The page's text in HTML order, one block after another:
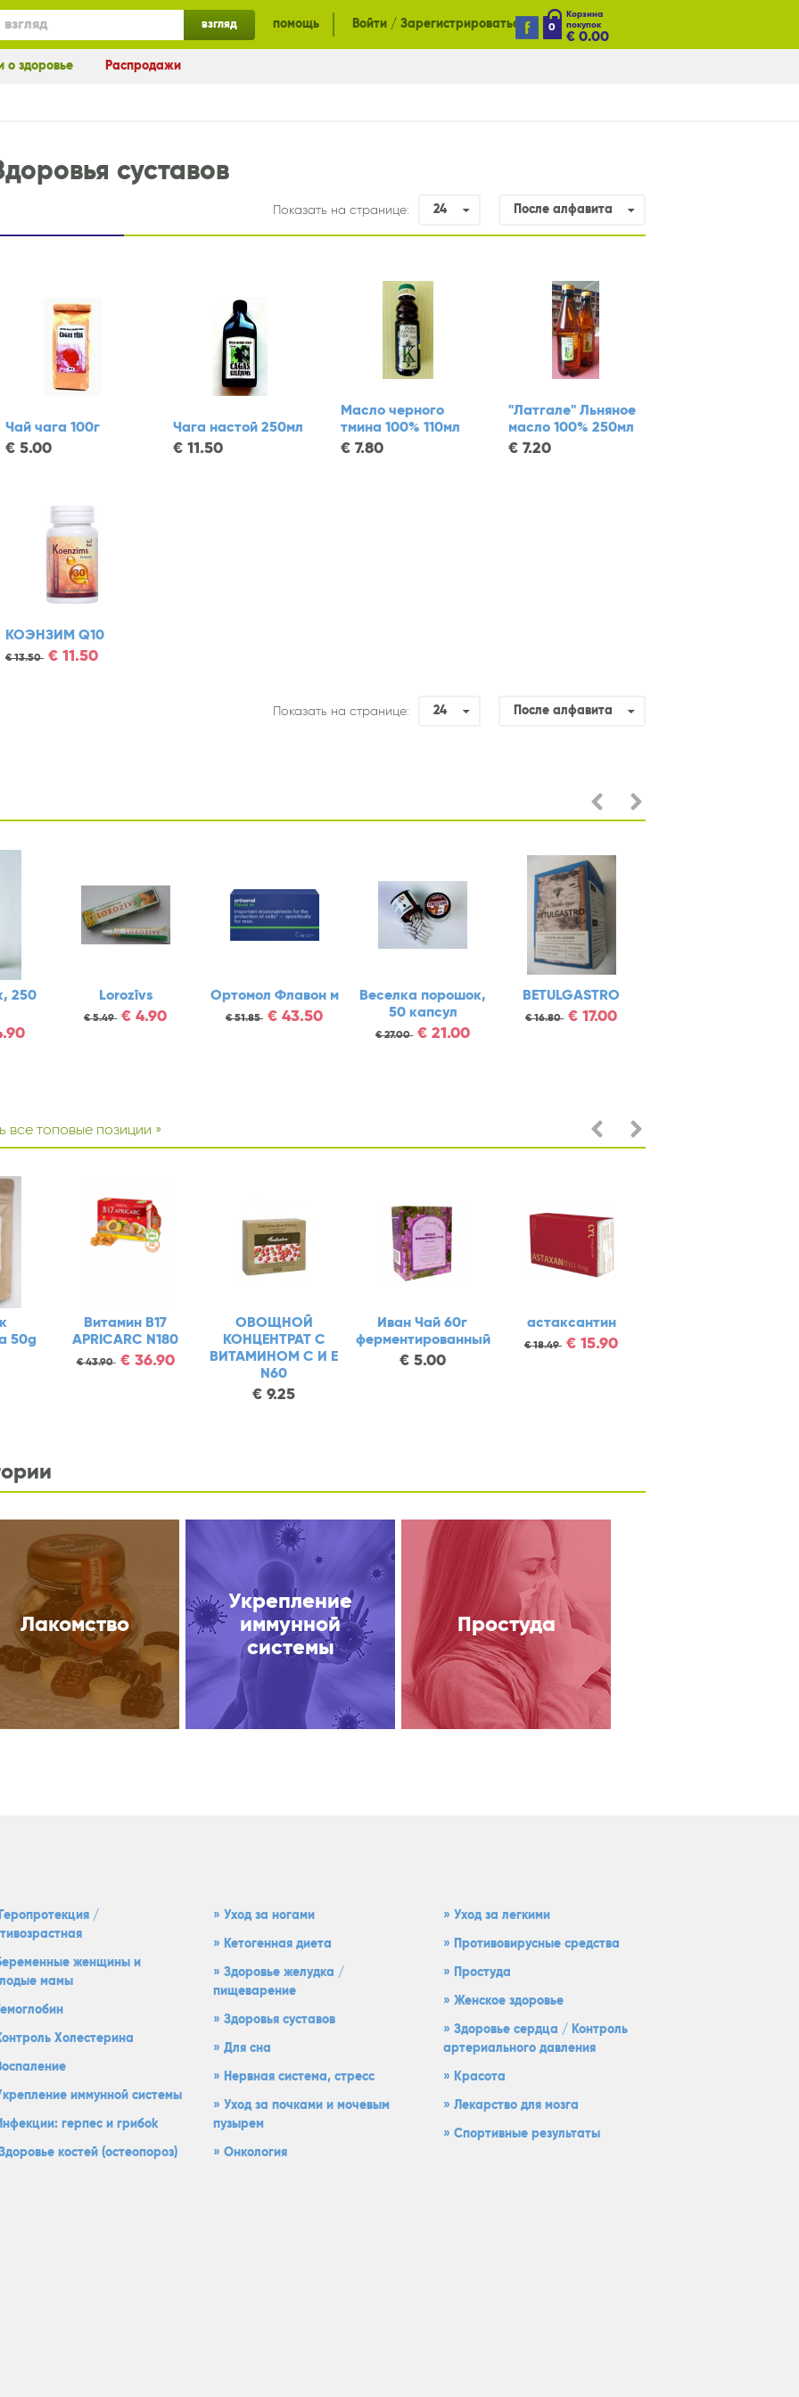
взгляд помощь Войти / Зарегистрироваться 0
Корзина
покупок
€ 0.00
о здоровье Распродажи
суставов
Показать на странице: 24 После алфавита
Чай чага 100г
€ 5.00
Чага настой 250мл
€ 11.50
Масло черного
тмина 100% 110мл
€ 7.80
"Латгале" Льняное
масло 100% 250мл
€ 7.20
КОЭНЗИМ Q10
€13.50 € 11.50
Показать на странице: 24 После алфавита
В17
N60
€15.90
Настой чаги с
соком Веселки
LYLBIOTIC N14
€12.95 €11.95
Витамин В17
APRICARC N180
€43.90 €36.90
B15 MEMORY
€14.95 €
все топовые позиции
с
Настой чаги с
соком Веселки
500мл BEFUX
Порошок
топинамбура 50g
€4.65
Витамин В17
APRICARC N180
43.90 €36.90
ОВОЩНОЙ
КОНЦЕНТРАТ С
Лакомство
Укрепление
иммунной
системы
Простуда
Геропротекция /
женщины и
мамы
Холестерина
иммунной системы
герпес и грибok
костей (остеопороз)
Уход за ногами
Кетогенная диета
Здоровье желудка /
пищеварение
Здоровья суставов
Для сна
Нервная система, стресс
Уход за почками и мочевым
пузырем
Oнкология
Уход за легкими
Противовирусные средства
Простуда
Женское здоровье
Здоровье сердца / Контроль
артериального давления
Красота
Лекарство для мозга
Спортивные результаты